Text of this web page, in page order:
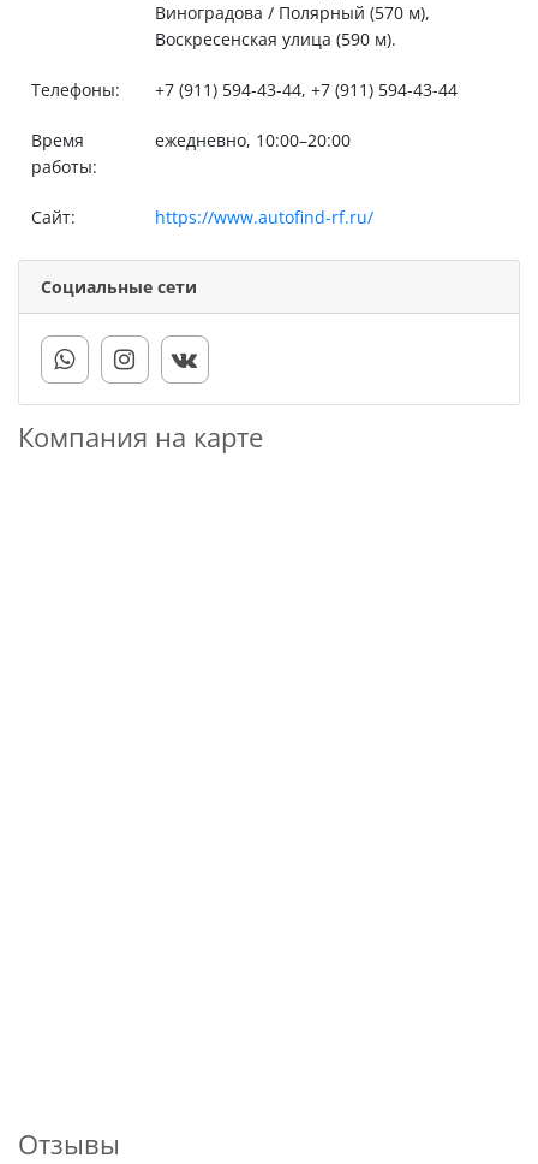
Виноградова / Полярный (570 м),
Воскресенская улица (590 м).
Телефоны: +7 (911) 594-43-44, +7 (911) 594-43-44
Время
работы:
ежедневно, 10:00–20:00
Сайт: https://www.autofind-rf.ru/
Социальные сети
Компания на карте
Отзывы